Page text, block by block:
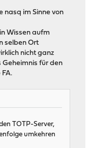
nasq im Sinne von
Wissen aufm
selben Ort
nicht ganz
Geheimnis für den
TOTP-Server,
umkehren